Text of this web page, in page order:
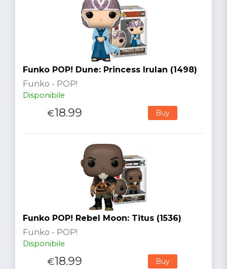
Funko POP! Dune: Princess Irulan (1498)
Funko - POP!
Disponibile
€18.99 Buy
Funko POP! Rebel Moon: Titus (1536)
Funko - POP!
Disponibile
€18.99 Buy